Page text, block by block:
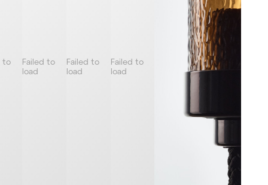
to
Failed to
load
Failed to
load
Failed to
load